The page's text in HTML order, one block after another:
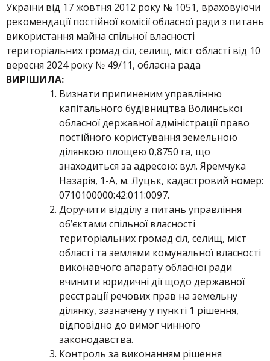
України від 17 жовтня 2012 року № 1051, враховуючи
рекомендації постійної комісії обласної ради з питань
використання майна спільної власності
територіальних громад сіл, селищ, міст області від 10
вересня 2024 року № 49/11, обласна рада
ВИРІШИЛА:
Визнати припиненим управлінню
капітального будівництва Волинської
обласної державної адміністрації право
постійного користування земельною
ділянкою площею 0,8750 га, що
знаходиться за адресою: вул. Яремчука
Назарія, 1-А, м. Луцьк, кадастровий номер:
0710100000:42:011:0097.
Доручити відділу з питань управління
об’єктами спільної власності
територіальних громад сіл, селищ, міст
області та землями комунальної власності
виконавчого апарату обласної ради
вчинити юридичні дії щодо державної
реєстрації речових прав на земельну
ділянку, зазначену у пункті 1 рішення,
відповідно до вимог чинного
законодавства.
Контроль за виконанням рішення